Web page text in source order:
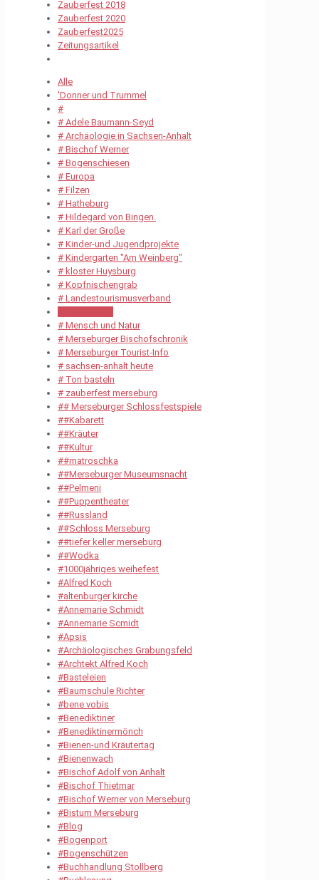
Zauberfest 2018
Zauberfest 2020
Zauberfest2025
Zeitungsartikel
Alle
'Donner und Trummel
#
# Adele Baumann-Seyd
# Archäologie in Sachsen-Anhalt
# Bischof Werner
# Bogenschiesen
# Europa
# Filzen
# Hatheburg
# Hildegard von Bingen.
# Karl der Große
# Kinder-und Jugendprojekte
# Kindergarten "Am Weinberg"
# kloster Huysburg
# Kopfnischengrab
# Landestourismusverband
# Mensch und Natur
# Merseburger Bischofschronik
# Merseburger Tourist-Info
# sachsen-anhalt heute
# Ton basteln
# zauberfest merseburg
## Merseburger Schlossfestspiele
##Kabarett
##Kräuter
##Kultur
##matroschka
##Merseburger Museumsnacht
##Pelmeni
##Puppentheater
##Russland
##Schloss Merseburg
##tiefer keller merseburg
##Wodka
#1000jähriges weihefest
#Alfred Koch
#altenburger kirche
#Annemarie Schmidt
#Annemarie Scmidt
#Apsis
#Archäologisches Grabungsfeld
#Archtekt Alfred Koch
#Basteleien
#Baumschule Richter
#bene vobis
#Benediktiner
#Benediktinermönch
#Bienen-und Kräutertag
#Bienenwach
#Bischof Adolf von Anhalt
#Bischof Thietmar
#Bischof Werner von Merseburg
#Bistum Merseburg
#Blog
#Bogenport
#Bogenschützen
#Buchhandlung Stollberg